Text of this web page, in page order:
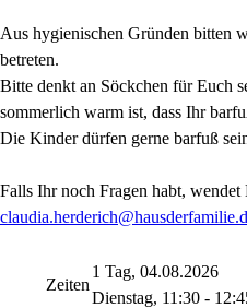
Aus hygienischen Gründen bitten
betreten.
Bitte denkt an Söckchen für Euch
sommerlich warm ist, dass Ihr
Die Kinder dürfen gerne barfuß
Falls Ihr noch Fragen habt, wendet
Zeiten
1 Tag, 04.08.2026
Dienstag, 11:30 -